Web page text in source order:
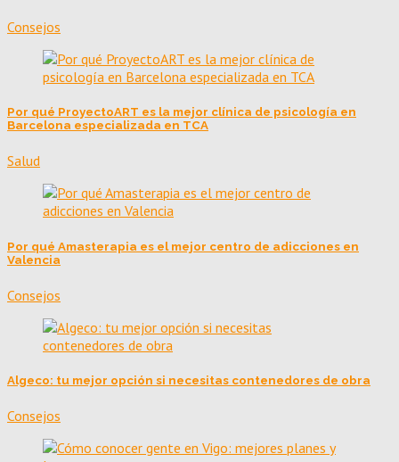
Consejos
Por qué ProyectoART es la mejor clínica de psicología en
Barcelona especializada en TCA
Salud
Por qué Amasterapia es el mejor centro de adicciones en
Valencia
Consejos
Algeco: tu mejor opción si necesitas contenedores de obra
Consejos